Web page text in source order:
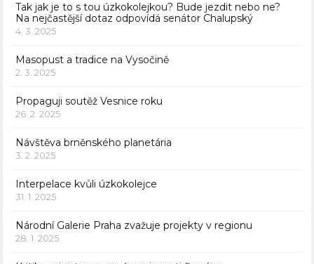
Tak jak je to s tou úzkokolejkou? Bude jezdit nebo ne?
Na nejčastější dotaz odpovídá senátor Chalupský
4. 3. 2025
Masopust a tradice na Vysočině
2. 3. 2025
Propaguji soutěž Vesnice roku
26. 2. 2025
Návštěva brněnského planetária
3. 2. 2025
Interpelace kvůli úzkokolejce
31. 1. 2025
Národní Galerie Praha zvažuje projekty v regionu
28. 1. 2025